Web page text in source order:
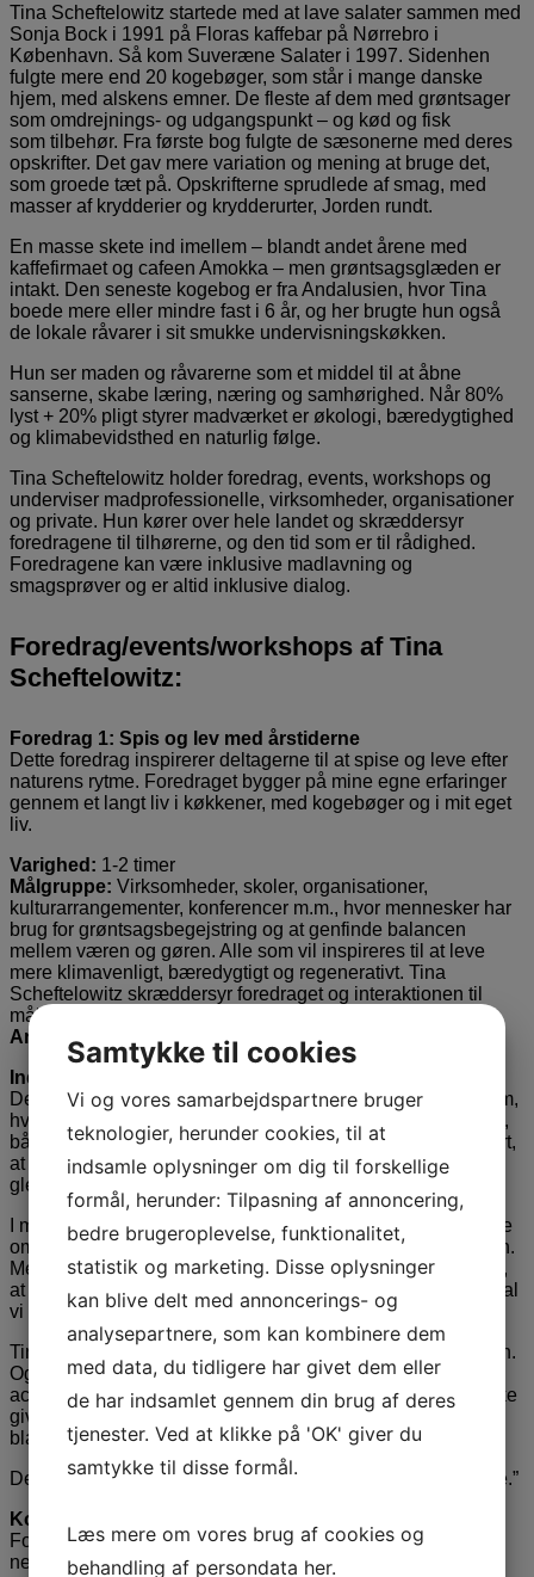
Tina Scheftelowitz startede med at lave salater sammen med
Sonja Bock i 1991 på Floras kaffebar på Nørrebro i
København. Så kom Suveræne Salater i 1997. Sidenhen
fulgte mere end 20 kogebøger, som står i mange danske
hjem, med alskens emner. De fleste af dem med grøntsager
som omdrejnings- og udgangspunkt – og kød og fisk
som tilbehør. Fra første bog fulgte de sæsonerne med deres
opskrifter. Det gav mere variation og mening at bruge det,
som groede tæt på. Opskrifterne sprudlede af smag, med
masser af krydderier og krydderurter, Jorden rundt.
En masse skete ind imellem – blandt andet årene med
kaffefirmaet og cafeen Amokka – men grøntsagsglæden er
intakt. Den seneste kogebog er fra Andalusien, hvor Tina
boede mere eller mindre fast i 6 år, og her brugte hun også
de lokale råvarer i sit smukke undervisningskøkken.
Hun ser maden og råvarerne som et middel til at åbne
sanserne, skabe læring, næring og samhørighed. Når 80%
lyst + 20% pligt styrer madværket er økologi, bæredygtighed
og klimabevidsthed en naturlig følge.
Tina Scheftelowitz holder foredrag, events, workshops og
underviser madprofessionelle, virksomheder, organisationer
og private. Hun kører over hele landet og skræddersyr
foredragene til tilhørerne, og den tid som er til rådighed.
Foredragene kan være inklusive madlavning og
smagsprøver og er altid inklusive dialog.
Foredrag/events/workshops af Tina
Scheftelowitz:
Foredrag 1: Spis og lev med årstiderne
Dette foredrag inspirerer deltagerne til at spise og leve efter
naturens rytme. Foredraget bygger på mine egne erfaringer
gennem et langt liv i køkkener, med kogebøger og i mit eget
liv.
Varighed: 1-2 timer
Målgruppe: Virksomheder, skoler, organisationer,
kulturarrangementer, konferencer m.m., hvor mennesker har
brug for grøntsagsbegejstring og at genfinde balancen
mellem væren og gøren. Alle som vil inspireres til at leve
mere klimavenligt, bæredygtigt og regenerativt. Tina
Scheftelowitz skræddersyr foredraget og interaktionen til
målgruppen.
Antal deltagere:
30-50 personer
Indhold
Det er sanseligt, inddragende og tankevækkende oplæg om,
hvordan vi kan hente rytme og ressourcer i naturens cyklus,
både på og uden for tallerkenen. Tina Scheftelowitz har lært,
at grøntsagssæsonerne fortæller os noget om det, vi har
glemt at lytte til.
I mange år tænkte hun, at “at følge årstiderne” kun handlede
om mad. Om kål om vinteren og nye kartofler om sommeren.
Men det handler også om tempo, rytme og lys. Om at forstå,
at naturen ikke kører på overarbejde hele året. Og at det skal
vi heller ikke.
Tina elsker grøntsagerne for deres smag, farver og variation.
Og hun har også lært at elske melankolien i efteråret. At
acceptere, at det er helt naturligt at give slip (på det som ikke
giver energi mere), som træerne gør, når de smider deres
blade.
Derfor har hun skabt foredraget “Spis og lev med årstiderne.”
Kombiner
Foredraget kan kombineres med Salat-sing-along – se
nedenfor.
Samtykke til cookies
Vi og vores samarbejdspartnere bruger
teknologier, herunder cookies, til at
indsamle oplysninger om dig til forskellige
formål, herunder: Tilpasning af annoncering,
bedre brugeroplevelse, funktionalitet,
statistik og marketing. Disse oplysninger
kan blive delt med annoncerings- og
analysepartnere, som kan kombinere dem
med data, du tidligere har givet dem eller
de har indsamlet gennem din brug af deres
tjenester. Ved at klikke på 'OK' giver du
samtykke til disse formål.
Læs mere om vores brug af cookies og
behandling af persondata her.